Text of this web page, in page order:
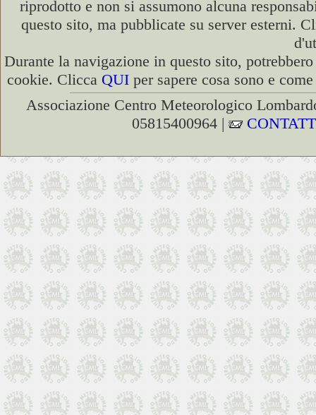
riprodotto e non si assumono alcuna
questo sito, ma pubblicate su server esterni.
Durante la navigazione in questo sito,
cookie. Clicca QUI per sapere cosa sono e
Associazione Centro Meteorologico
05815400964 |